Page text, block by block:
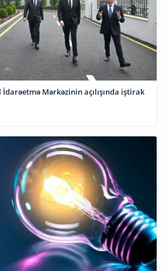
Mərkəzinin açılışında iştirak